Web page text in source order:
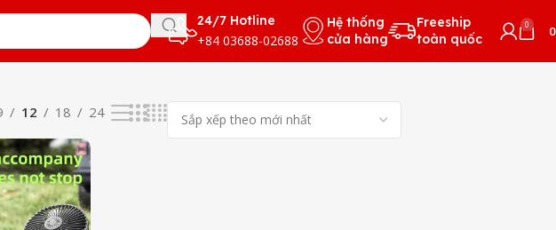
24/7 Hotline
+84 03688-02688
Hệ thống
cửa hàng
Freeship
toàn quốc
0
12 18 24